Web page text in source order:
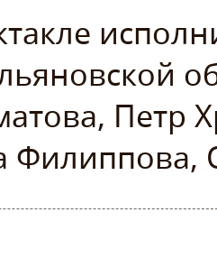
Петр
Филиппова,